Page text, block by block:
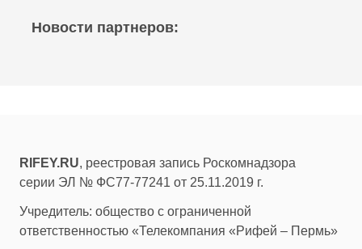
Новости партнеров:
RIFEY.RU, реестровая запись Роскомнадзора
серии ЭЛ № ФС77-77241 от 25.11.2019 г.
Учредитель: общество с ограниченной
ответственностью «Телекомпания «Рифей – Пермь»